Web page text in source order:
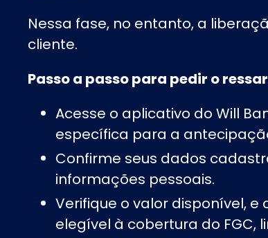
Nessa fase, no entanto, a
cliente.
Passo a passo para pedir o
Acesse o aplicativo do Will
específica para a
Confirme seus dados
informações pessoais.
Verifique o valor disponível,
elegível à cobertura do FGC,